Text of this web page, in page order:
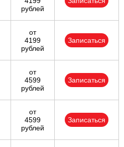
рублей
от
4199
рублей
Записаться
от
4599
рублей
Записаться
от
4599
рублей
Записаться